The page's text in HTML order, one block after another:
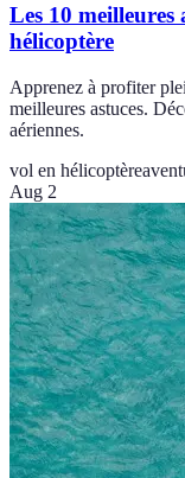
Les 10 meilleures
hélicoptère
Apprenez à profiter
meilleures astuces.
aériennes.
vol en hélicoptère
Aug 2